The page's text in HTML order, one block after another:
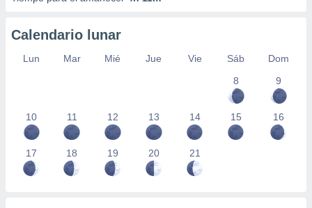
Calendario lunar
Lun Mar Mié Jue Vie Sáb
Dom
8
9
10 11 12 13 14 15 16
17 18 19 20 21